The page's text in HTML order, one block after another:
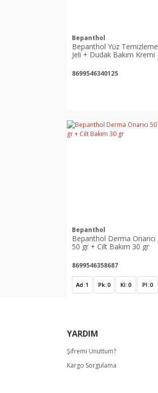
Bepanthol
Bepanthol Yüz Temizleme
Jeli + Dudak Bakım Kremi
8699546340125
Bepanthol
Bepanthol Derma Onarıcı
50 gr + Cilt Bakım 30 gr
8699546358687
Ad 1 Pk 0 Kl 0 Pl 0
YARDIM
Şifremi Unuttum?
Kargo Sorgulama